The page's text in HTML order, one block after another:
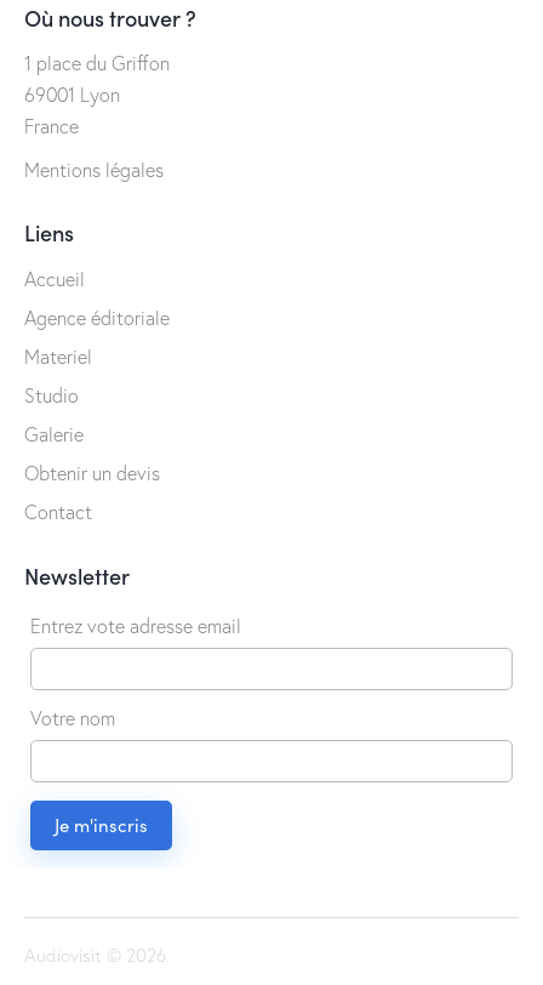
Où nous trouver ?
1 place du Griffon
69001 Lyon
France
Mentions légales
Liens
Accueil
Agence éditoriale
Materiel
Studio
Galerie
Obtenir un devis
Contact
Newsletter
Entrez vote adresse email
Votre nom
Audiovisit © 2026.